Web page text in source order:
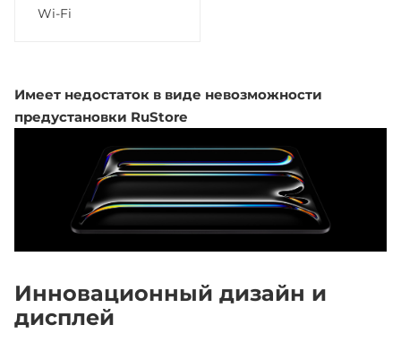
Имеет недостаток в виде невозможности
предустановки RuStore
Инновационный дизайн и
дисплей
Wi-Fi